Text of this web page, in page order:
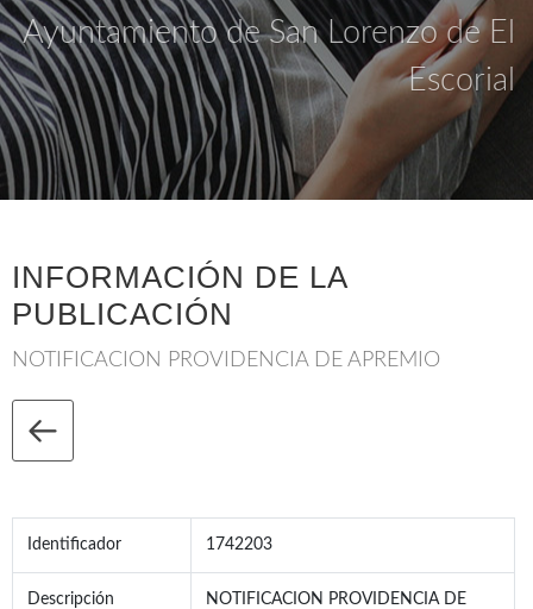
Ayuntamiento de San Lorenzo de El
Escorial
INFORMACIÓN DE LA
PUBLICACIÓN
NOTIFICACION PROVIDENCIA DE APREMIO
Identificador 1742203
Descripción
NOTIFICACION PROVIDENCIA DE